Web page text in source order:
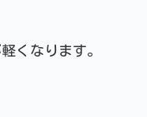
くなります。